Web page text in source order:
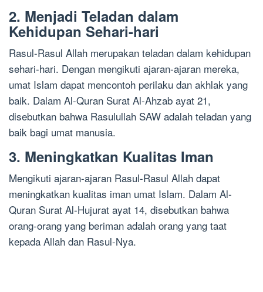
2. Menjadi Teladan dalam
Kehidupan Sehari-hari
Rasul-Rasul Allah merupakan teladan dalam kehidupan
sehari-hari. Dengan mengikuti ajaran-ajaran mereka,
umat Islam dapat mencontoh perilaku dan akhlak yang
baik. Dalam Al-Quran Surat Al-Ahzab ayat 21,
disebutkan bahwa Rasulullah SAW adalah teladan yang
baik bagi umat manusia.
3. Meningkatkan Kualitas Iman
Mengikuti ajaran-ajaran Rasul-Rasul Allah dapat
meningkatkan kualitas iman umat Islam. Dalam Al-
Quran Surat Al-Hujurat ayat 14, disebutkan bahwa
orang-orang yang beriman adalah orang yang taat
kepada Allah dan Rasul-Nya.